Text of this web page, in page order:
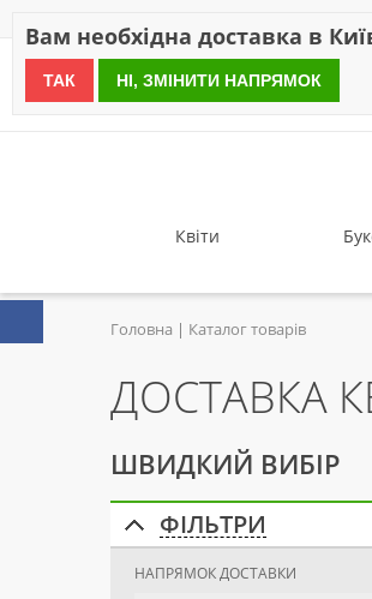
since 1999
Квіти
Головна Каталог товарів
ДОСТАВКА
ШВИДКИЙ ВИБІР
ФІЛЬТРИ
НАПРЯМОК ДОСТАВКИ
Вам необхідна доставка в
ТАК НІ, ЗМІНИТИ НАПРЯМОК